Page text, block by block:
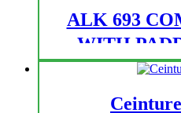
ALK 693
WITH